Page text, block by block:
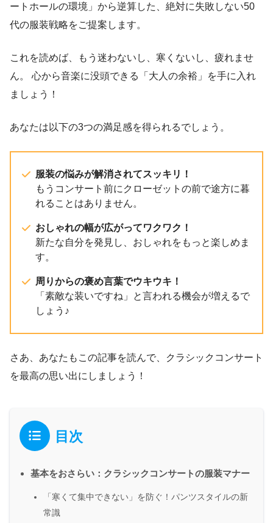
ートホールの環境」から逆算した、絶対に失敗しない50
代の服装戦略をご提案します。
これを読めば、もう迷わないし、寒くないし、疲れませ
ん。 心から音楽に没頭できる「大人の余裕」を手に入れ
ましょう！
あなたは以下の3つの満足感を得られるでしょう。
服装の悩みが解消されてスッキリ！
もうコンサート前にクローゼットの前で途方に暮
れることはありません。
おしゃれの幅が広がってワクワク！
新たな自分を発見し、おしゃれをもっと楽しめま
す。
周りからの褒め言葉でウキウキ！
「素敵な装いですね」と言われる機会が増えるで
しょう♪
さあ、あなたもこの記事を読んで、クラシックコンサート
を最高の思い出にしましょう！
目次
基本をおさらい：クラシックコンサートの服装マナー
「寒くて集中できない」を防ぐ！パンツスタイルの新
常識